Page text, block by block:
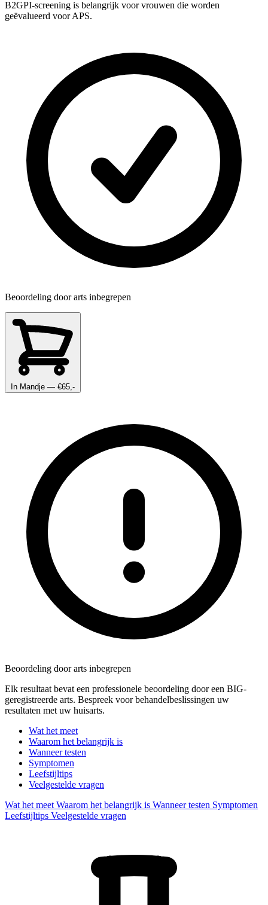
B2GPI-screening is belangrijk voor vrouwen die worden
geëvalueerd voor APS.
Beoordeling door arts inbegrepen
In Mandje — €65,-
Beoordeling door arts inbegrepen
Elk resultaat bevat een professionele beoordeling door een BIG-
geregistreerde arts. Bespreek voor behandelbeslissingen uw
resultaten met uw huisarts.
Wat het meet
Waarom het belangrijk is
Wanneer testen
Symptomen
Leefstijltips
Veelgestelde vragen
Wat het meet Waarom het belangrijk is Wanneer testen Symptomen
Leefstijltips Veelgestelde vragen